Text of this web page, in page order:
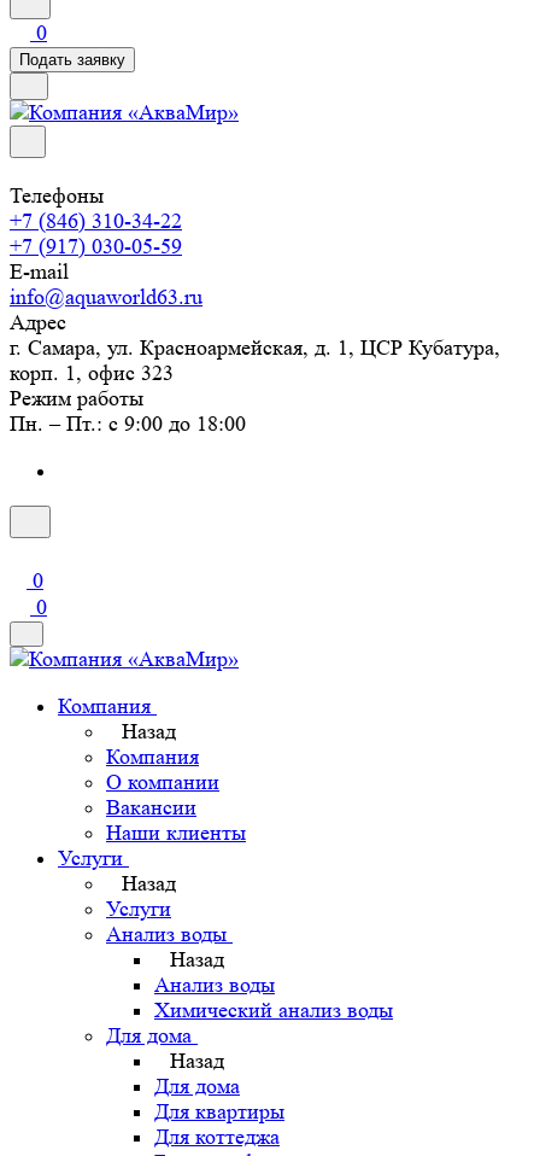
0
Подать заявку
Телефоны
+7 (846) 310-34-22
+7 (917) 030-05-59
E-mail
info@aquaworld63.ru
Адрес
г. Самара, ул. Красноармейская, д. 1, ЦСР Кубатура,
корп. 1, офис 323
Режим работы
Пн. – Пт.: с 9:00 до 18:00
0
0
Компания
Назад
Компания
О компании
Вакансии
Наши клиенты
Услуги
Назад
Услуги
Анализ воды
Назад
Анализ воды
Химический анализ воды
Для дома
Назад
Для дома
Для квартиры
Для коттеджа